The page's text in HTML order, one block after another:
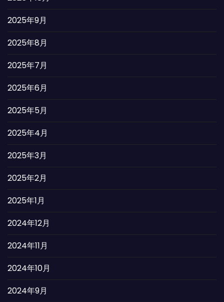
2025年9月
2025年8月
2025年7月
2025年6月
2025年5月
2025年4月
2025年3月
2025年2月
2025年1月
2024年12月
2024年11月
2024年10月
2024年9月